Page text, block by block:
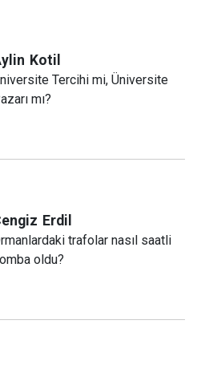
Kotil
Tercihi mi, Üniversite
mı?
Erdil
trafolar nasıl saatli
oldu?